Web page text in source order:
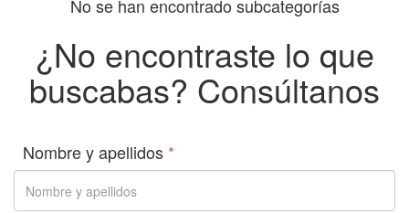
No se han encontrado subcategorías
¿No encontraste lo que
buscabas? Consúltanos
Nombre y apellidos *